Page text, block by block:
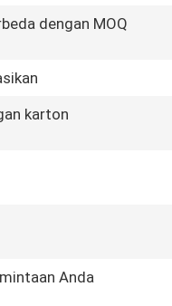
dengan MOQ
karton
Anda